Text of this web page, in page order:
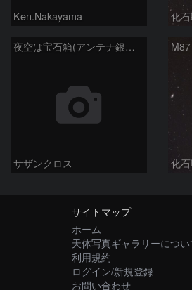
Ken.Nakayama 化
夜空は宝石箱(アンテナ銀河 NGC4038) Seestar50
サザンクロス 化
サイトマップ
ホーム
天体写真ギャラリーについ
利用規約
ログイン/新規登録
お問い合わせ